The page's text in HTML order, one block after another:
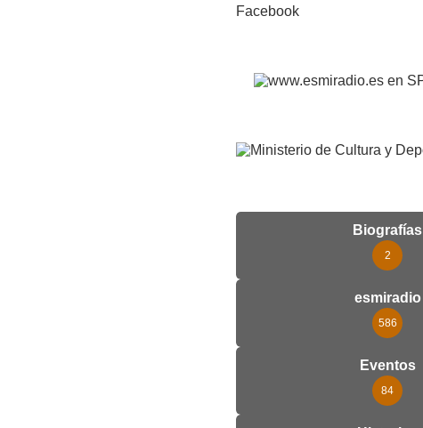
Facebook
Biografías
2
esmiradio
586
Eventos
84